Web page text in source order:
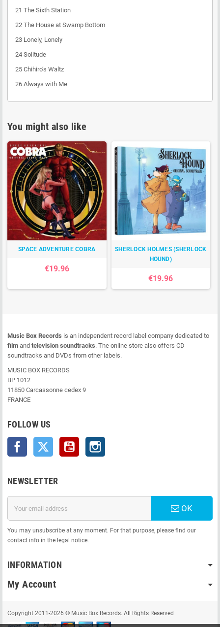
21 The Sixth Station
22 The House at Swamp Bottom
23 Lonely, Lonely
24 Solitude
25 Chihiro’s Waltz
26 Always with Me
You might also like
SPACE ADVENTURE COBRA
€19.96
SHERLOCK HOLMES (SHERLOCK
HOUND)
€19.96
Music Box Records is an independent record label company dedicated to
film and television soundtracks. The online store also offers CD
soundtracks and DVDs from other labels.
MUSIC BOX RECORDS
BP 1012
11850 Carcassonne cedex 9
FRANCE
FOLLOW US
Facebook Twitter YouTube
NEWSLETTER
OK
You may unsubscribe at any moment. For that purpose, please find our
contact info in the legal notice.
INFORMATION
My Account
Copyright 2011-2026 © Music Box Records. All Rights Reserved